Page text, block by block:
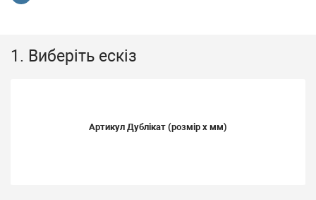
1. Виберіть ескіз
Артикул Дублікат (розмір x мм)